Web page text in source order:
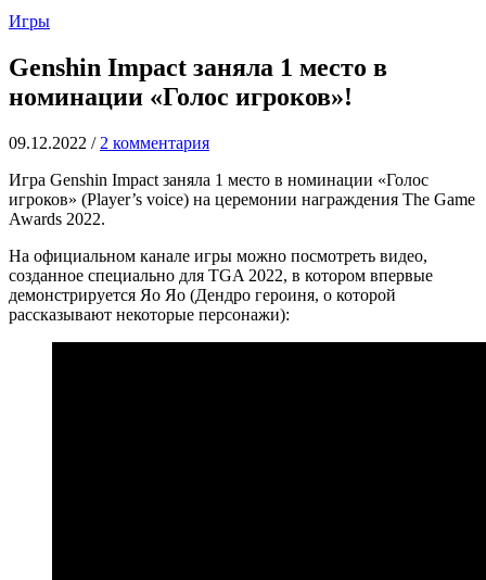
Игры
Genshin Impact заняла 1 место в
номинации «Голос игроков»!
09.12.2022 / 2 комментария
Игра Genshin Impact заняла 1 место в номинации «Голос
игроков» (Player’s voice) на церемонии награждения The Game
Awards 2022.
На официальном канале игры можно посмотреть видео,
созданное специально для TGA 2022, в котором впервые
демонстрируется Яо Яо (Дендро героиня, о которой
рассказывают некоторые персонажи):